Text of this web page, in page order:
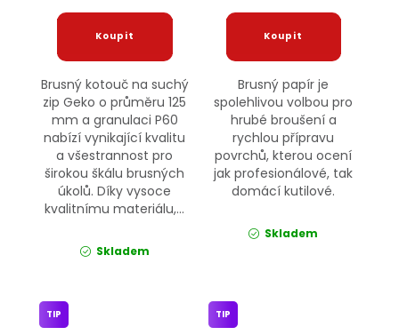
Brusný kotouč na suchý
zip Geko o průměru 125
mm a granulaci P60
nabízí vynikající kvalitu
a všestrannost pro
širokou škálu brusných
úkolů. Díky vysoce
kvalitnímu materiálu,...
Skladem
Brusný papír je
spolehlivou volbou pro
hrubé broušení a
rychlou přípravu
povrchů, kterou ocení
jak profesionálové, tak
domácí kutilové.
Skladem
TIP TIP